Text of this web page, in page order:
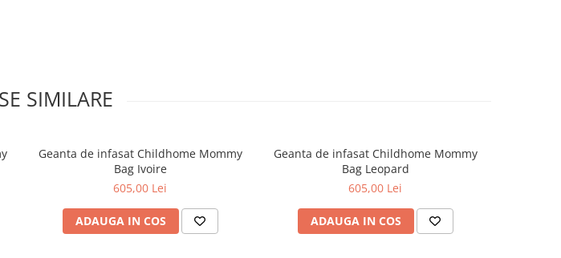
SIMILARE
Geanta de infasat Childhome Mommy
Bag Ivoire
605,00 Lei
ADAUGA IN COS
Geanta de infasat Childhome Mommy
Bag Leopard
605,00 Lei
ADAUGA IN COS